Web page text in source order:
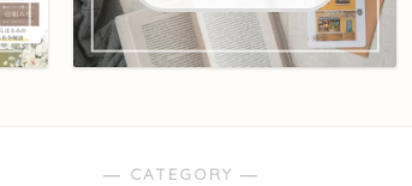
― CATEGORY ―